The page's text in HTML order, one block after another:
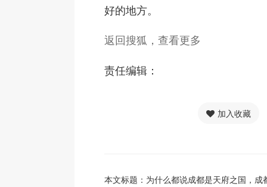
好的地方。
返回搜狐，查看更多
责任编辑：
加入收藏
本文标题：为什么都说成都是天府之国，成